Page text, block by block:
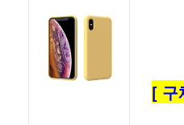
[ 구